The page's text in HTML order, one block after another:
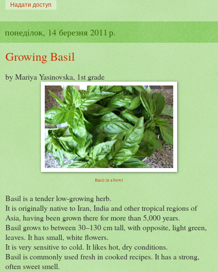
Надати доступ
понеділок, 14 березня 2011 р.
Growing Basil
by Mariya Yasinovska, 1st grade
Basil in a bowl
Basil is a tender low-growing herb.
It is originally native to Iran, India and other tropical regions of
Asia, having been grown there for more than 5,000 years.
Basil grows to between 30–130 cm tall, with opposite, light green,
leaves. It has small, white flowers.
It is very sensitive to cold. It likes hot, dry conditions.
Basil is commonly used fresh in cooked recipes. It has a strong,
often sweet smell.